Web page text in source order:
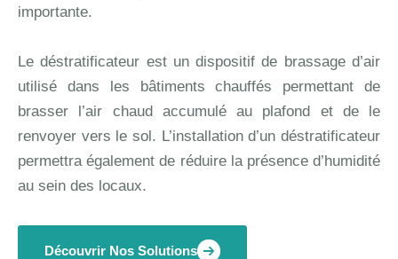
importante.
Le déstratificateur est un dispositif de brassage d’air
utilisé dans les bâtiments chauffés permettant de
brasser l’air chaud accumulé au plafond et de le
renvoyer vers le sol. L’installation d’un déstratificateur
permettra également de réduire la présence d’humidité
au sein des locaux.
Découvrir Nos Solutions